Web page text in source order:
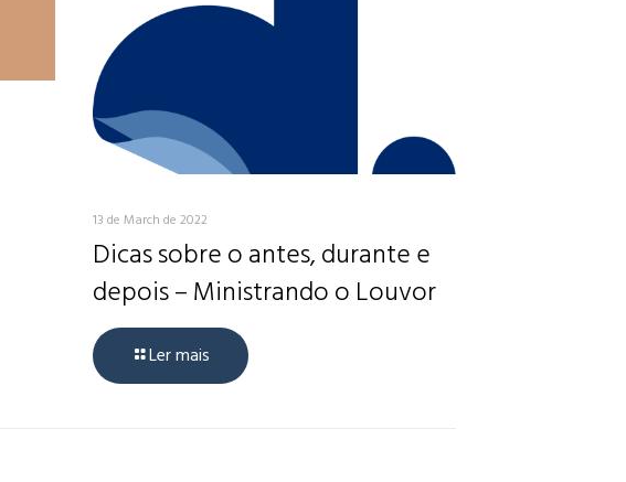
13 de March de 2022
Dicas sobre o antes, durante e
depois – Ministrando o Louvor
Ler mais